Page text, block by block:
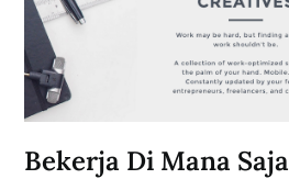
Bekerja Di Mana Saja